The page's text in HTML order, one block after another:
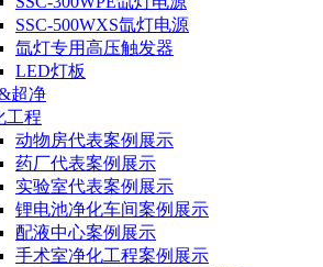
SSC-500WXS氙灯电源
氙灯专用高压触发器
LED灯板
超净
工程
动物房代表案例展示
药厂代表案例展示
实验室代表案例展示
锂电池净化车间案例展示
配液中心案例展示
手术室净化工程案例展示